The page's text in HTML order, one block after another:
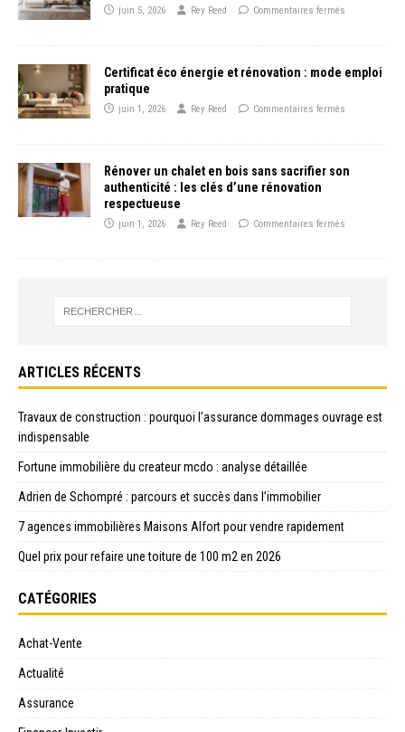
juin 5, 2026 Rey Reed Commentaires fermés
Certificat éco énergie et rénovation : mode emploi
pratique
juin 1, 2026 Rey Reed Commentaires fermés
Rénover un chalet en bois sans sacrifier son
authenticité : les clés d’une rénovation
respectueuse
juin 1, 2026 Rey Reed Commentaires fermés
ARTICLES RÉCENTS
Travaux de construction : pourquoi l’assurance dommages ouvrage est
indispensable
Fortune immobilière du createur mcdo : analyse détaillée
Adrien de Schompré : parcours et succès dans l’immobilier
7 agences immobilières Maisons Alfort pour vendre rapidement
Quel prix pour refaire une toiture de 100 m2 en 2026
CATÉGORIES
Achat-Vente
Actualité
Assurance